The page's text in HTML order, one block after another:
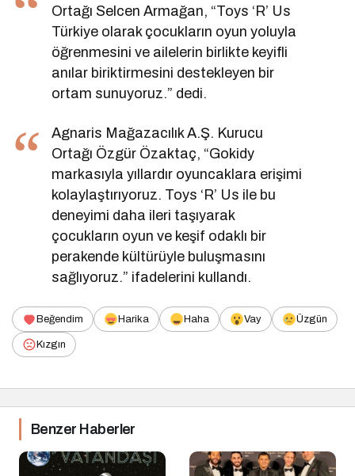
Ortağı Selcen Armağan, “Toys ‘R’ Us
Türkiye olarak çocukların oyun yoluyla
öğrenmesini ve ailelerin birlikte keyifli
anılar biriktirmesini destekleyen bir
ortam sunuyoruz.” dedi.
Agnaris Mağazacılık A.Ş. Kurucu
Ortağı Özgür Özaktaç, “Gokidy
markasıyla yıllardır oyuncaklara erişimi
kolaylaştırıyoruz. Toys ‘R’ Us ile bu
deneyimi daha ileri taşıyarak
çocukların oyun ve keşif odaklı bir
perakende kültürüyle buluşmasını
sağlıyoruz.” ifadelerini kullandı.
Beğendim Harika Haha Vay Üzgün
Kızgın
Benzer Haberler